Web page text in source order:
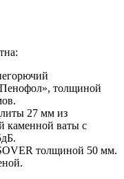
толщиной
27 мм из
каменной ваты с
толщиной 50 мм.